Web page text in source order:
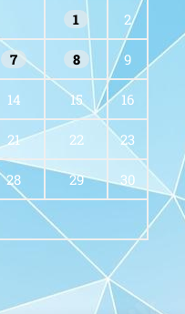
1 2
7 8 9
14 15 16
21 22 23
28 29 30